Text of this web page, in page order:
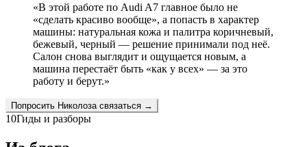
«В этой работе по Audi A7 главное было не
«сделать красиво вообще», а попасть в характер
машины: натуральная кожа и палитра коричневый,
бежевый, черный — решение принимали под неё.
Салон снова выглядит и ощущается новым, а
машина перестаёт быть «как у всех» — за это
работу и берут.»
Попросить Николозасвязаться →
10Гиды и разборы